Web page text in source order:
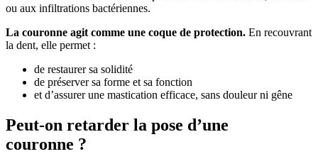
ou aux infiltrations bactériennes.
La couronne agit comme une coque de protection. En recouvrant
la dent, elle permet :
de restaurer sa solidité
de préserver sa forme et sa fonction
et d’assurer une mastication efficace, sans douleur ni gêne
Peut-on retarder la pose d’une
couronne ?